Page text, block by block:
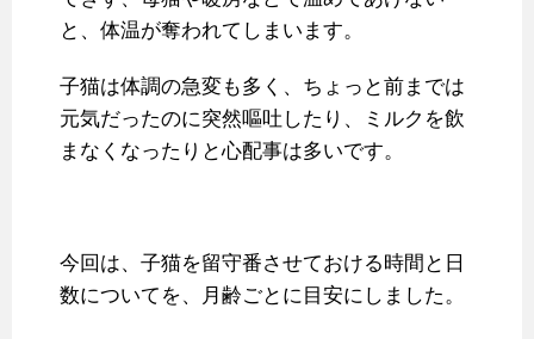
と、体温が奪われてしまいます。
子猫は体調の急変も多く、ちょっと前までは
元気だったのに突然嘔吐したり、ミルクを飲
まなくなったりと心配事は多いです。
今回は、子猫を留守番させておける時間と日
数についてを、月齢ごとに目安にしました。